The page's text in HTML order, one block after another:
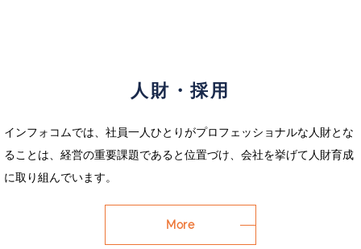
人財・採用
インフォコムでは、社員一人ひとりがプロフェッショナルな人財とな
ることは、経営の重要課題であると位置づけ、会社を挙げて人財育成
に取り組んでいます。
More